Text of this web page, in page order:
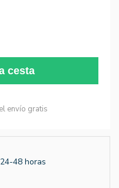
cesta
envío gratis
48 horas